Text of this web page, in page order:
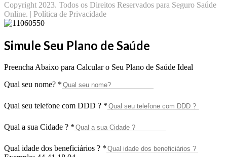
Copyright 2023. Todos os Direitos Reservados para Seguro Saúde
Online. | Política de Privacidade
Simule Seu Plano de Saúde
Preencha Abaixo para Calcular o Seu Plano de Saúde Ideal
Qual seu nome? *
Qual seu telefone com DDD ? *
Qual a sua Cidade ? *
Qual idade dos beneficiários ? *